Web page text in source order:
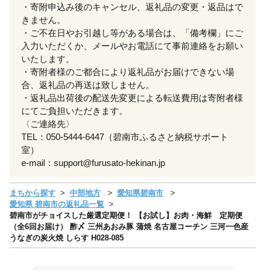
・寄附申込み後のキャンセル、返礼品の変更・返品はで
きません。
・ご不在日やお引越し等がある場合は、「備考欄」にご
入力いただくか、メールやお電話にて事前連絡をお願い
いたします。
・寄附者様のご都合により返礼品がお届けできない場
合、返礼品の再送は致しません。
・返礼品出荷後の配送先変更による転送費用は寄附者様
にてご負担いただきます。
〈ご連絡先〉
TEL：050-5444-6447（碧南市ふるさと納税サポート
室）
e-mail：support@furusato-hekinan.jp
まちから探す 中部地方
愛知県碧南市
愛知県 碧南市の返礼品一覧
碧南市がチョイスした厳選定期便！ 【お試し】お肉・海鮮 定期便
（全6回お届け） 酢〆 三州あおみ豚 蒲焼 名古屋コーチン 三河一色産
うなぎの炭火焼 しらす H028-085